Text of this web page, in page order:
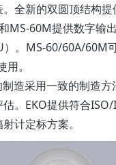
。全新的双圆顶结构
MS-60M提供数字输
。MS-60/60A/60M
。
造采用一致的制造
。EKO提供符合
计定标方案。